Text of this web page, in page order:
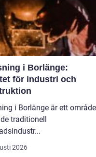
i Borlänge:
för industri och
i Borlänge är ett område
traditionell
2026